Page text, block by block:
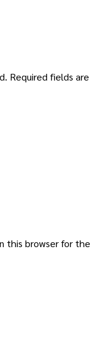
Required fields are
this browser for the